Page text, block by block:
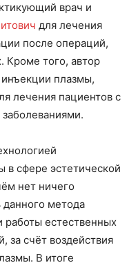
врач и
для лечения
после операций,
Кроме того, автор
плазмы,
лечения пациентов с
в сфере эстетической
нет ничего
данного метода
работы естественных
за счёт воздействия
В итоге